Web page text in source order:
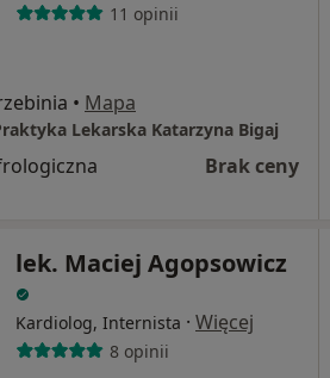
11 opinii
• Mapa
Lekarska Katarzyna Bigaj
Brak ceny
lek. Maciej Agopsowicz
Kardiolog, Internista · Więcej
8 opinii